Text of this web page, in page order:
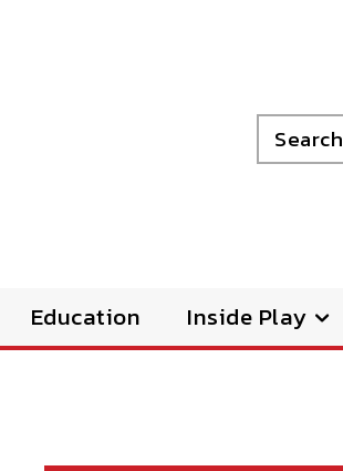
Search
Education Inside Play